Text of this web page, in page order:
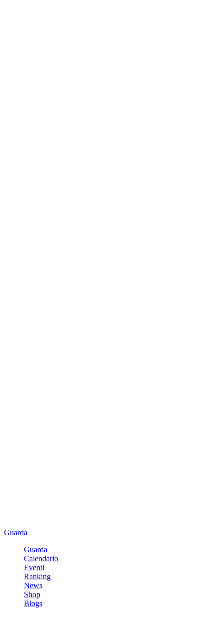
Guarda
Guarda
Calendario
Eventi
Ranking
News
Shop
Blogs